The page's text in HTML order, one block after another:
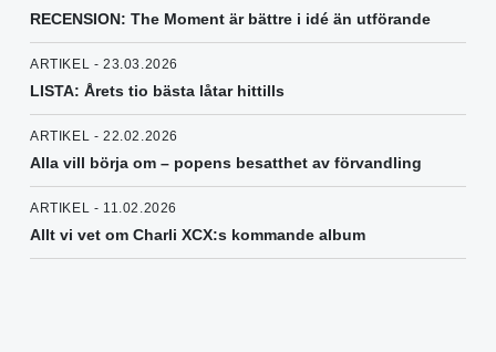
RECENSION: The Moment är bättre i idé än utförande
ARTIKEL - 23.03.2026
LISTA: Årets tio bästa låtar hittills
ARTIKEL - 22.02.2026
Alla vill börja om – popens besatthet av förvandling
ARTIKEL - 11.02.2026
Allt vi vet om Charli XCX:s kommande album